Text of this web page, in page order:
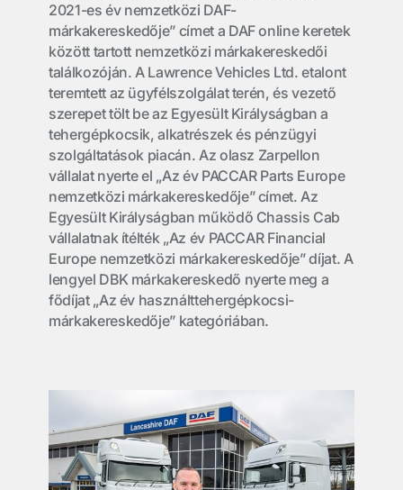
2021-es év nemzetközi DAF-
márkakereskedője” címet a DAF online keretek
között tartott nemzetközi márkakereskedői
találkozóján. A Lawrence Vehicles Ltd. etalont
teremtett az ügyfélszolgálat terén, és vezető
szerepet tölt be az Egyesült Királyságban a
tehergépkocsik, alkatrészek és pénzügyi
szolgáltatások piacán. Az olasz Zarpellon
vállalat nyerte el „Az év PACCAR Parts Europe
nemzetközi márkakereskedője” címet. Az
Egyesült Királyságban működő Chassis Cab
vállalatnak ítélték „Az év PACCAR Financial
Europe nemzetközi márkakereskedője” díjat. A
lengyel DBK márkakereskedő nyerte meg a
fődíjat „Az év használttehergépkocsi-
márkakereskedője” kategóriában.